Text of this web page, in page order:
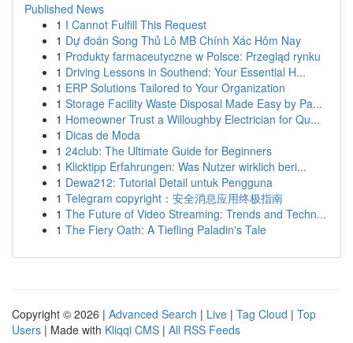
Published News
1 I Cannot Fulfill This Request
1 Dự đoán Song Thủ Lô MB Chính Xác Hôm Nay
1 Produkty farmaceutyczne w Polsce: Przegląd rynku
1 Driving Lessons in Southend: Your Essential H...
1 ERP Solutions Tailored to Your Organization
1 Storage Facility Waste Disposal Made Easy by Pa...
1 Homeowner Trust a Willoughby Electrician for Qu...
1 Dicas de Moda
1 24club: The Ultimate Guide for Beginners
1 Klicktipp Erfahrungen: Was Nutzer wirklich beri...
1 Dewa212: Tutorial Detail untuk Pengguna
1 Telegram copyright：安全消息应用终极指南
1 The Future of Video Streaming: Trends and Techn...
1 The Fiery Oath: A Tiefling Paladin's Tale
Copyright © 2026 | Advanced Search | Live | Tag Cloud | Top
Users | Made with Kliqqi CMS | All RSS Feeds